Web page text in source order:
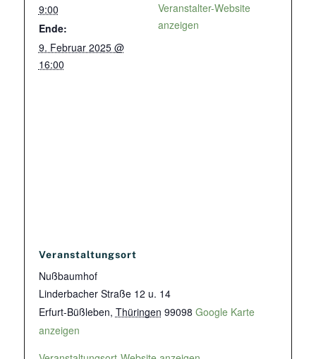
9:00
Ende:
9. Februar 2025 @
16:00
Veranstalter-Website
anzeigen
Veranstaltungsort
Nußbaumhof
Linderbacher Straße 12 u. 14
Erfurt-Büßleben, Thüringen 99098 Google Karte
anzeigen